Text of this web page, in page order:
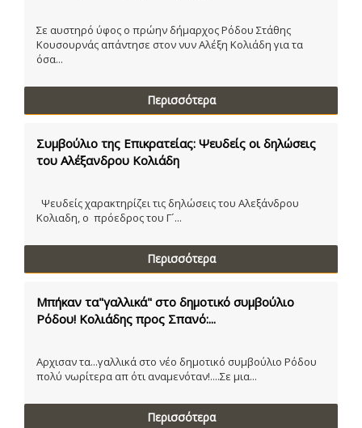
Σε αυστηρό ύφος ο πρώην δήμαρχος Ρόδου Στάθης
Κουσουρνάς απάντησε στον νυν Αλέξη Κολιάδη για τα
όσα...
Περισσότερα
Συμβούλιο της Επικρατείας: Ψευδείς οι δηλώσεις
του Αλέξανδρου Κολιάδη
Ψευδείς χαρακτηρίζει τις δηλώσεις του Αλεξάνδρου
Κολιαδη, ο πρόεδρος του Γ´...
Περισσότερα
Μπήκαν τα"γαλλικά" στο δημοτικό συμβούλιο
Ρόδου! Κολιάδης προς Σπανό:...
Αρχισαν τα...γαλλικά στο νέο δημοτικό συμβούλιο Ρόδου
πολύ νωρίτερα απ ότι αναμενόταν!....Σε μια...
Περισσότερα